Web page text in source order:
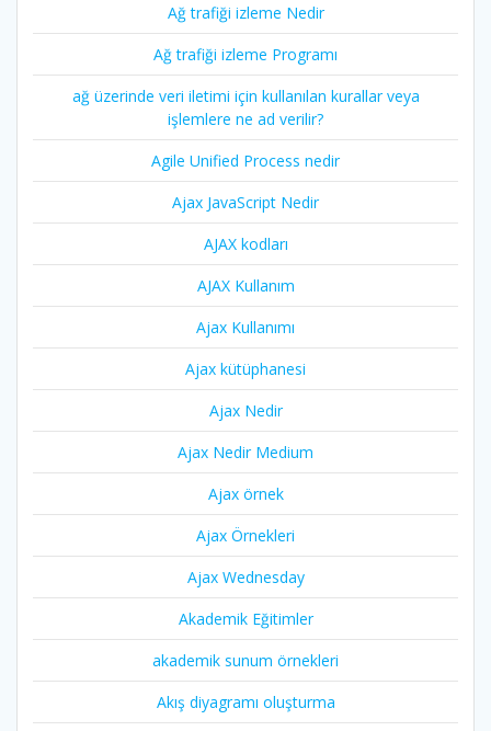
Ağ trafiği izleme Nedir
Ağ trafiği izleme Programı
ağ üzerinde veri iletimi için kullanılan kurallar veya
işlemlere ne ad verilir?
Agile Unified Process nedir
Ajax JavaScript Nedir
AJAX kodları
AJAX Kullanım
Ajax Kullanımı
Ajax kütüphanesi
Ajax Nedir
Ajax Nedir Medium
Ajax örnek
Ajax Örnekleri
Ajax Wednesday
Akademik Eğitimler
akademik sunum örnekleri
Akış diyagramı oluşturma